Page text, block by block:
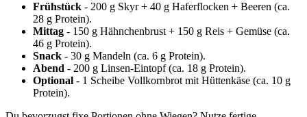
Frühstück - 200 g Skyr + 40 g Haferflocken + Beeren (ca.
28 g Protein).
Mittag - 150 g Hähnchenbrust + 150 g Reis + Gemüse (ca.
46 g Protein).
Snack - 30 g Mandeln (ca. 6 g Protein).
Abend - 200 g Linsen-Eintopf (ca. 18 g Protein).
Optional - 1 Scheibe Vollkornbrot mit Hüttenkäse (ca. 10 g
Protein).